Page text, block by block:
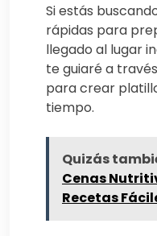
Si estás
rápidas para
llegado al lugar
te guiaré a
para crear
tiempo.
Quizás
Cenas
Recetas